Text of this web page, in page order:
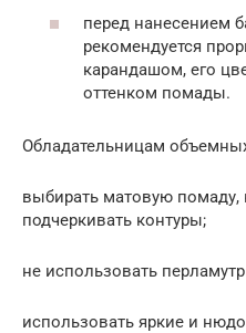
перед нанесением
рекомендуется
карандашом, его
оттенком помады.
Обладательницам
выбирать матовую помаду,
подчеркивать контуры;
не использовать
использовать яркие и